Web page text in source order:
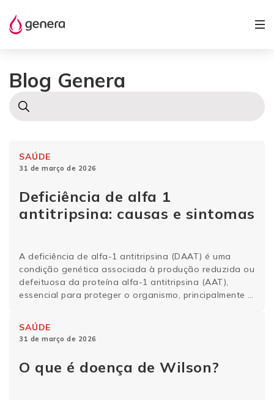
Blog Genera
SAÚDE
31 de março de 2026
Deficiência de alfa 1
antitripsina: causas e sintomas
A deficiência de alfa-1 antitripsina (DAAT) é uma
condição genética associada à produção reduzida ou
defeituosa da proteína alfa-1 antitripsina (AAT),
essencial para proteger o organismo, principalmente o
e degradativos. A falta ou mau funcionamento dessa
proteína pode causar danos ao sistema respiratório e
ao fígado, trazendo consequências ao longo da …
SAÚDE
31 de março de 2026
O que é doença de Wilson?